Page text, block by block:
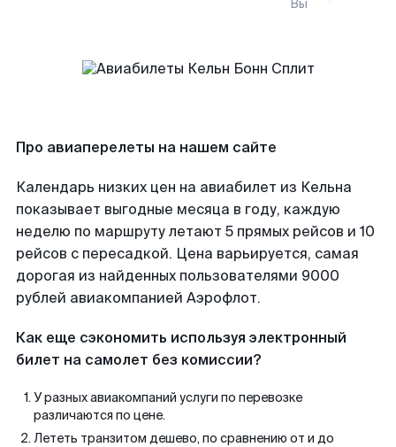
Вы
Про авиаперелеты на нашем сайте
Календарь низких цен на авиабилет из Кельна
показывает выгодные месяца в году, каждую
неделю по маршруту летают 5 прямых рейсов и 10
рейсов с пересадкой. Цена варьируется, самая
дорогая из найденных пользователями 9000
рублей авиакомпанией Аэрофлот.
Как еще сэкономить используя электронный
билет на самолет без комиссии?
У разных авиакомпаний услуги по перевозке
различаются по цене.
Лететь транзитом дешево, по сравнению от и до